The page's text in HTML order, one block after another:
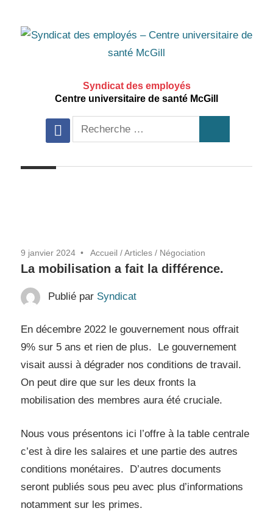
au
contenu
Syndicat des employés
Centre universitaire de santé McGill
facebookRecherche
pour:
9 janvier 2024 Accueil /Articles / Négociation
La mobilisation a fait la différence.
Publié par Syndicat
En décembre 2022 le gouvernement nous offrait
9% sur 5 ans et rien de plus. Le gouvernement
visait aussi à dégrader nos conditions de travail.
On peut dire que sur les deux fronts la
mobilisation des membres aura été cruciale.
Nous vous présentons ici l’offre à la table centrale
c’est à dire les salaires et une partie des autres
conditions monétaires. D’autres documents
seront publiés sous peu avec plus d’informations
notamment sur les primes.